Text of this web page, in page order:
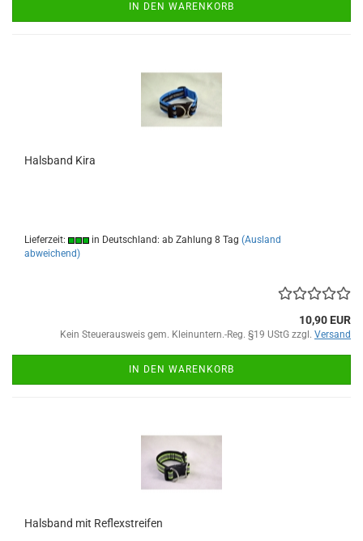
IN DEN WARENKORB
Halsband Kira
Lieferzeit: in Deutschland: ab Zahlung 8 Tag (Ausland
abweichend)
10,90 EUR
Kein Steuerausweis gem. Kleinuntern.-Reg. §19 UStG zzgl. Versand
IN DEN WARENKORB
Halsband mit Reflexstreifen